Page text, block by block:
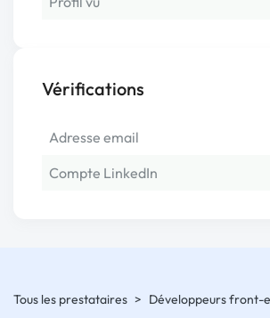
Vérifications
Adresse email
Compte LinkedIn
Tous les prestataires > Développeurs front-